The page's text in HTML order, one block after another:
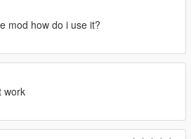
mod how do i use it?
work